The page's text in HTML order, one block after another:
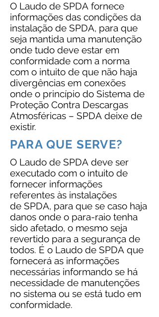
O Laudo de SPDA fornece
informações das condições da
instalação de SPDA, para que
seja mantida uma manutenção
onde tudo deve estar em
conformidade com a norma
com o intuito de que não haja
divergências em conexões
onde o princípio do Sistema de
Proteção Contra Descargas
Atmosféricas – SPDA deixe de
existir.
PARA QUE SERVE?
O Laudo de SPDA deve ser
executado com o intuito de
fornecer informações
referentes às instalações
de SPDA, para que se caso haja
danos onde o para-raio tenha
sido afetado, o mesmo seja
revertido para a segurança de
todos. É o Laudo de SPDA que
fornecerá as informações
necessárias informando se há
necessidade de manutenções
no sistema ou se está tudo em
conformidade.